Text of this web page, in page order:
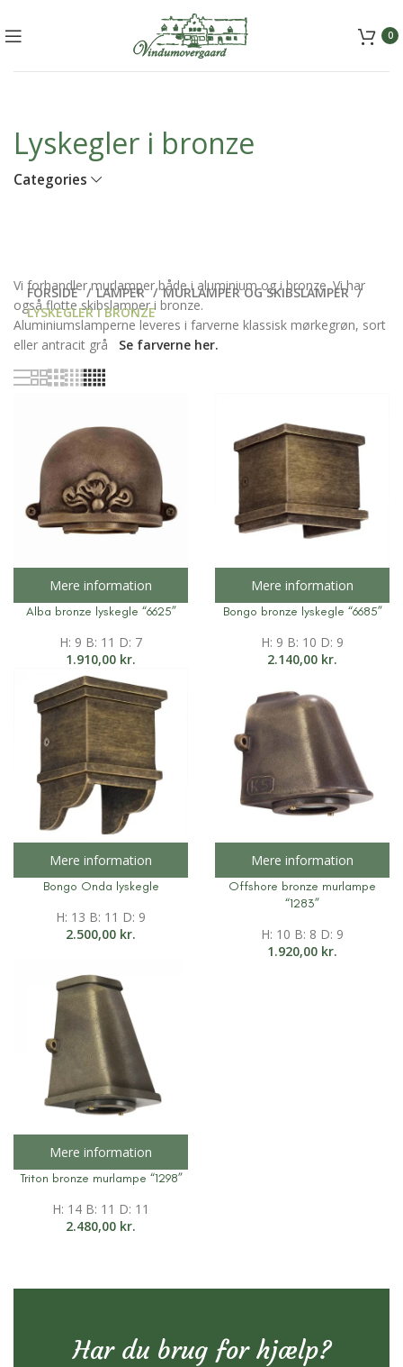
0
Lyskegler i bronze
Categories
FORSIDE LAMPER
MURLAMPER OG SKIBSLAMPER
LYSKEGLER I BRONZE
Vi forhandler murlamper både i aluminium og i bronze. Vi har
også flotte skibslamper i bronze.
Aluminiumslamperne leveres i farverne klassisk mørkegrøn, sort
eller antracit grå Se farverne her.
Mere information
Alba bronze lyskegle “6625”
H: 9 B: 11 D: 7
1.910,00 kr.
Mere information
Bongo bronze lyskegle “6685”
H: 9 B: 10 D: 9
2.140,00 kr.
Mere information
Bongo Onda lyskegle
H: 13 B: 11 D: 9
2.500,00 kr.
Mere information
Offshore bronze murlampe
“1283”
H: 10 B: 8 D: 9
1.920,00 kr.
Mere information
Triton bronze murlampe “1298”
H: 14 B: 11 D: 11
2.480,00 kr.
Har du brug for hjælp?
mail@vindumovergaard.dk